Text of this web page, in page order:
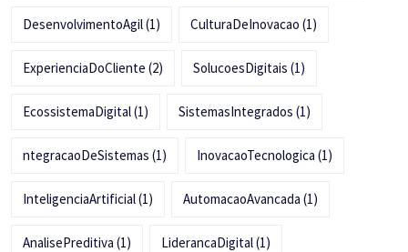
DesenvolvimentoAgil(1) CulturaDeInovacao (1)
ExperienciaDoCliente (2) SolucoesDigitais (1)
EcossistemaDigital(1) SistemasIntegrados (1)
ntegracaoDeSistemas (1) InovacaoTecnologica (1)
InteligenciaArtificial(1) AutomacaoAvancada (1)
AnalisePreditiva (1) LiderancaDigital(1)